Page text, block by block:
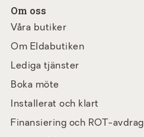
Om oss
Våra butiker
Om Eldabutiken
Lediga tjänster
Boka möte
Installerat och klart
Finansiering och ROT-avdrag